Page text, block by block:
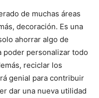
de muchas áreas
decoración. Es una
ahorrar algo de
poder personalizar todo
reciclar los
genial para contribuir
dar una nueva utilidad